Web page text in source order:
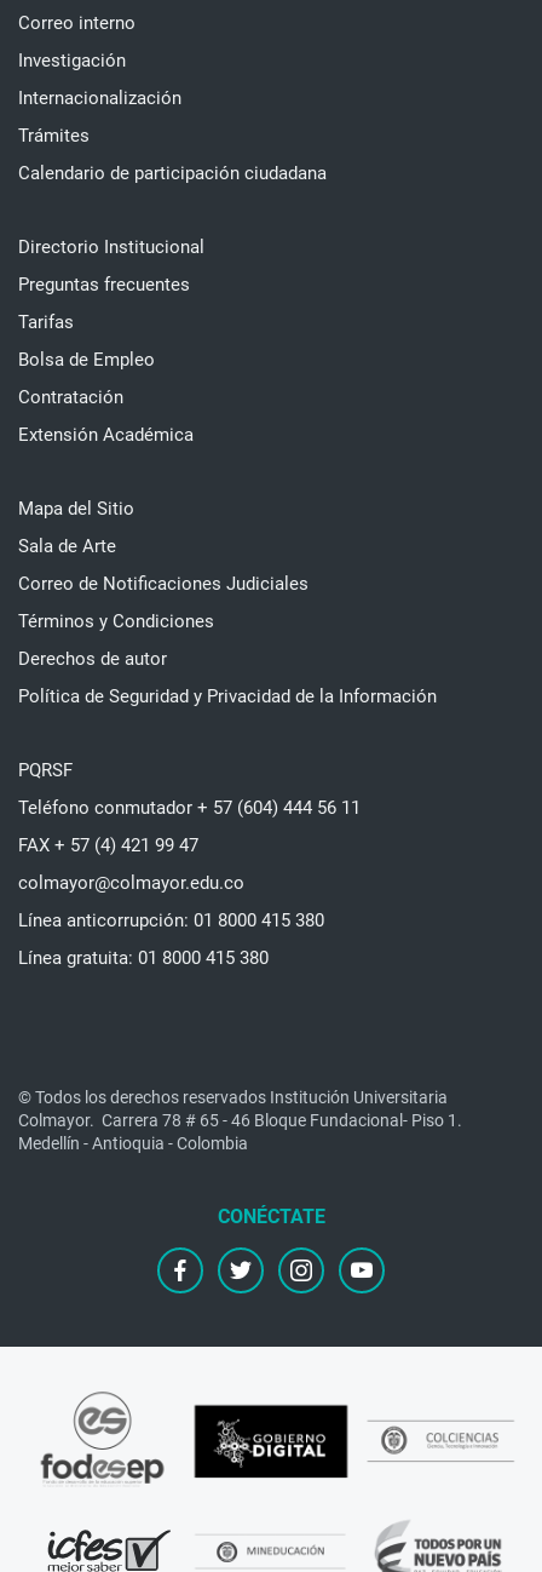
Correo interno
Investigación
Internacionalización
Trámites
Calendario de participación ciudadana
Directorio Institucional
Preguntas frecuentes
Tarifas
Bolsa de Empleo
Contratación
Extensión Académica
Mapa del Sitio
Sala de Arte
Correo de Notificaciones Judiciales
Términos y Condiciones
Derechos de autor
Política de Seguridad y Privacidad de la Información
PQRSF
Teléfono conmutador + 57 (604) 444 56 11
FAX + 57 (4) 421 99 47
colmayor@colmayor.edu.co
Línea anticorrupción: 01 8000 415 380
Línea gratuita: 01 8000 415 380
© Todos los derechos reservados Institución Universitaria
Colmayor. Carrera 78 # 65 - 46 Bloque Fundacional- Piso 1.
Medellín - Antioquia - Colombia